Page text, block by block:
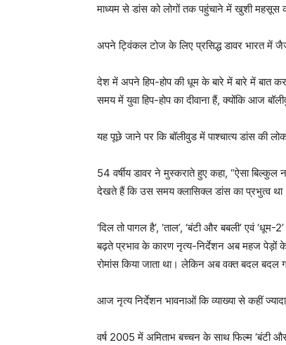
माध्यम से डांस को लोगों तक पहुंचाने में खुशी महसूस
अपने ट्विंकल टोज के लिए प्रसिद्ध डावर भारत में
देश में अपने हिप-होप की धूम के बारे में बारे में बात
समय में युवा हिप-होप का दीवाना हैं, क्योंकि आज
यह पूछे जाने पर कि बॉलीवुड में पाश्चात्य डांस की
54 वर्षीय डावर ने मुस्कराते हुए कहा, “ऐसा
देखते हैं कि उस समय क्लासिक्ल डांस का प्रभुत्व
‘दिल तो पागल है’, ‘ताल’, ‘बंटी और बबली’ एवं
बढ़ते प्रभाव के कारण नृत्य-निर्देशन अब महज पेड़ों
रोमांस किया जाता था। लेकिन अब वक्त बदल बदल
आज नृत्य निर्देशन भावनाओं कि व्याख्या से कहीं
वर्ष 2005 में अमिताभ बच्चन के साथ फिल्म ‘बंटी